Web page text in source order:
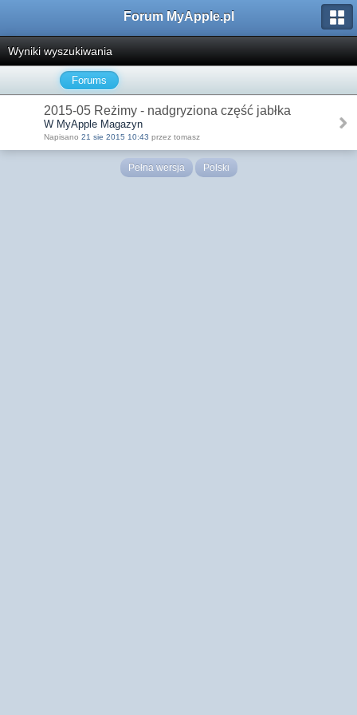
Forum MyApple.pl
Wyniki wyszukiwania
Forums
2015-05 Reżimy - nadgryziona część jabłka
W MyApple Magazyn
Napisano 21 sie 2015 10:43 przez tomasz
Pełna wersja Polski